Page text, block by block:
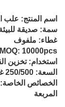
اسم المنتج: علب
سمة: صديقة
غطاء: ملفوف
MOQ: 10000pcs
استخدام: تخزين
السعة: 250/500 غرام
الخصائص الخاصة:
المربعة